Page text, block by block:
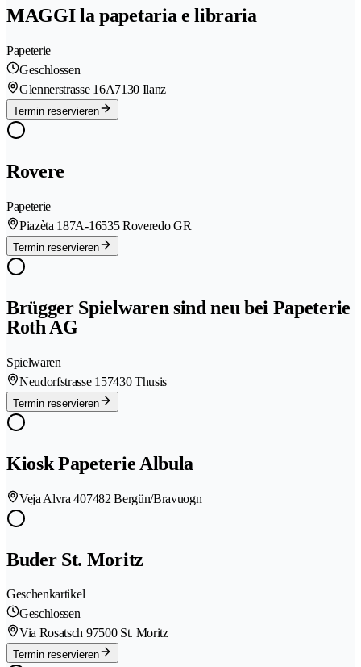
MAGGI la papetaria e libraria
Papeterie
Geschlossen
Glennerstrasse 16A7130 Ilanz
Termin reservieren
Rovere
Papeterie
Piazèta 187A-16535 Roveredo GR
Termin reservieren
Brügger Spielwaren sind neu bei Papeterie
Roth AG
Spielwaren
Neudorfstrasse 157430 Thusis
Termin reservieren
Kiosk Papeterie Albula
Veja Alvra 407482 Bergün/Bravuogn
Buder St. Moritz
Geschenkartikel
Geschlossen
Via Rosatsch 97500 St. Moritz
Termin reservieren